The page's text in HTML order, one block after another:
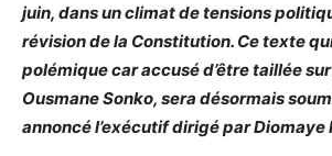
juin, dans un climat de tensions
révision de la Constitution. Ce texte
polémique car accusé d’être taillée
Ousmane Sonko, sera désormais
annoncé l’exécutif dirigé par Diomaye